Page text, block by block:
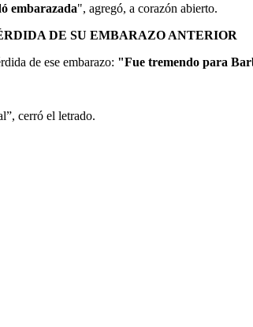
embarazada", agregó, a corazón abierto.
DE SU EMBARAZO ANTERIOR
de ese embarazo: "Fue tremendo para
cerró el letrado.